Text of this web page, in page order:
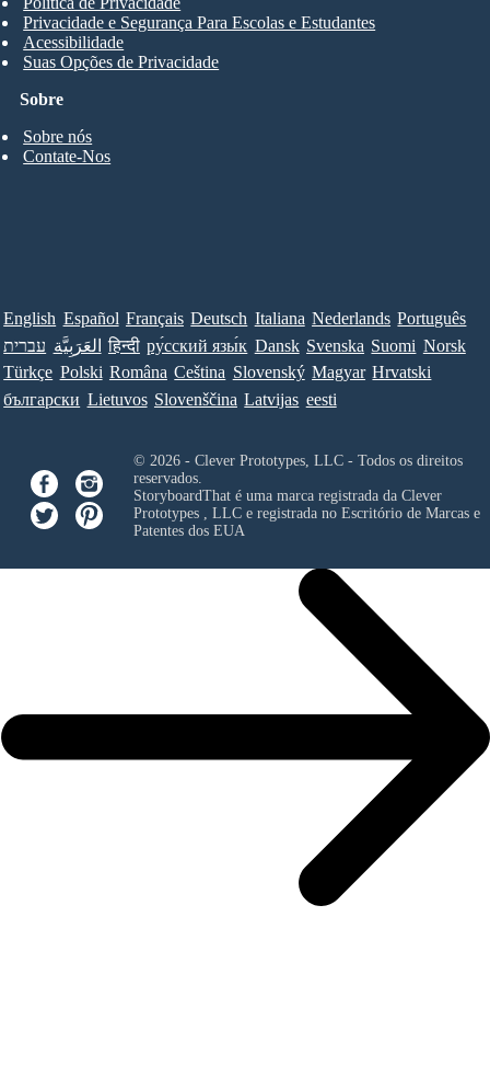
Sobre
Sobre nós
Contate-Nos
Privacidade e Segurança Para Escolas e Estudantes
Acessibilidade
Suas Opções de Privacidade
English Español Français Deutsch Italiana Nederlands Português
עברית العَرَبِيَّة हिन्दी ру́сский язы́к Dansk Svenska Suomi Norsk
Türkçe Polski Româna Ceština Slovenský Magyar Hrvatski
български Lietuvos Slovenščina Latvijas eesti
© 2026 - Clever Prototypes, LLC - Todos os direitos
reservados.
StoryboardThat é uma marca registrada da Clever
Prototypes , LLCe registrada no Escritório de Marcas e
Patentes dos EUA